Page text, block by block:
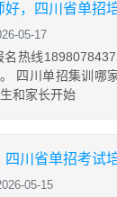
05-17
热线
四川单招集训哪
和家长开始
川省单招考试培
05-15